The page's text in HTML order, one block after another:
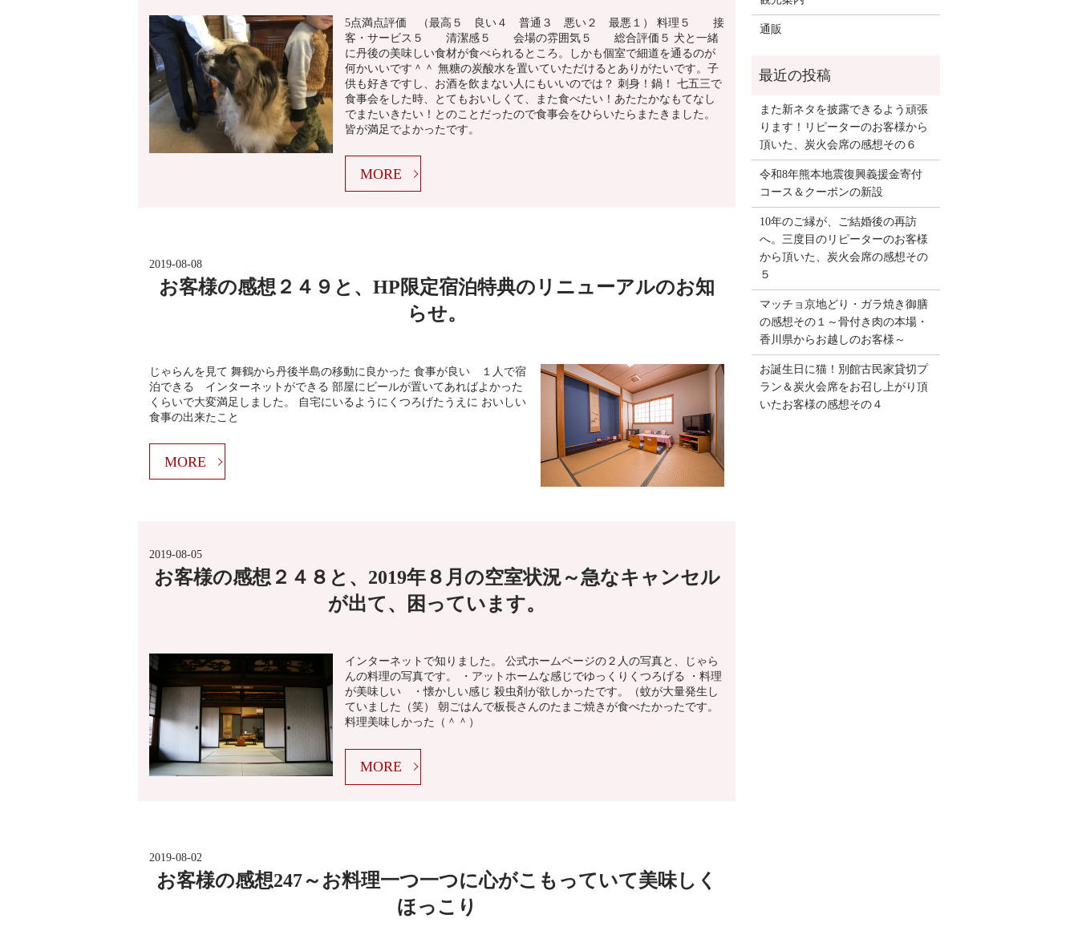
5点満点評価 （最高５ 良い４ 普通３ 悪い２ 最悪１） 料理５ 接
客・サービス５ 清潔感５ 会場の雰囲気５ 総合評価５ 犬と一緒
に丹後の美味しい食材が食べられるところ。しかも個室で細道を通るのが
何かいいです＾＾ 無糖の炭酸水を置いていただけるとありがたいです。子
供も好きですし、お酒を飲まない人にもいいのでは？ 刺身！鍋！ 七五三で
食事会をした時、とてもおいしくて、また食べたい！あたたかなもてなし
でまたいきたい！とのことだったので食事会をひらいたらまたきました。
皆が満足でよかったです。
MORE
2019-08-08
お客様の感想２４９と、HP限定宿泊特典のリニューアルのお知
らせ。
じゃらんを見て 舞鶴から丹後半島の移動に良かった 食事が良い １人で宿
泊できる インターネットができる 部屋にビールが置いてあればよかった
くらいで大変満足しました。 自宅にいるようにくつろげたうえに おいしい
食事の出来たこと
MORE
2019-08-05
お客様の感想２４８と、2019年８月の空室状況～急なキャンセル
が出て、困っています。
インターネットで知りました。 公式ホームページの２人の写真と、じゃら
んの料理の写真です。 ・アットホームな感じでゆっくりくつろげる ・料理
が美味しい ・懐かしい感じ 殺虫剤が欲しかったです。（蚊が大量発生し
ていました（笑） 朝ごはんで板長さんのたまご焼きが食べたかったです。
料理美味しかった（＾＾）
MORE
2019-08-02
お客様の感想247～お料理一つ一つに心がこもっていて美味しく
ほっこり
通販
また新ネタを披露できるよう頑張
ります！リピーターのお客様から
頂いた、炭火会席の感想その６
令和8年熊本地震復興義援金寄付
コース＆クーポンの新設
10年のご縁が、ご結婚後の再訪
へ。三度目のリピーターのお客様
から頂いた、炭火会席の感想その
５
マッチョ京地どり・ガラ焼き御膳
の感想その１～骨付き肉の本場・
香川県からお越しのお客様～
お誕生日に猫！別館古民家貸切プ
ラン＆炭火会席をお召し上がり頂
いたお客様の感想その４